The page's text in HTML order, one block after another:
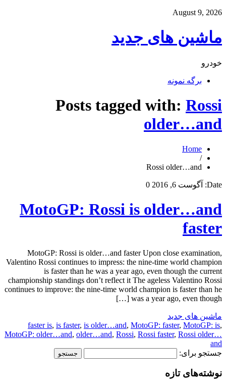
August 9, 2026
ماشین های جدید
خودرو
برگه نمونه
Posts tagged with: Rossi
older…and
Home
/
Rossi older…and
Date: آگوست 6, 2016 0
MotoGP: Rossi is older…and
faster
MotoGP: Rossi is older…and faster Upon close examination,
Valentino Rossi continues to impress: the nine-time world champion
is faster than he was a year ago, even though the current
championship standings don’t reflect it The ageless Valentino Rossi
continues to improve: the nine-time world champion is faster than he
was a year ago, even though […]
ماشین های جدید
faster is, is faster, is older…and, MotoGP: faster, MotoGP: is,
MotoGP: older…and, older…and, Rossi, Rossi faster, Rossi older…
and
جستجو برای:
نوشته‌های تازه